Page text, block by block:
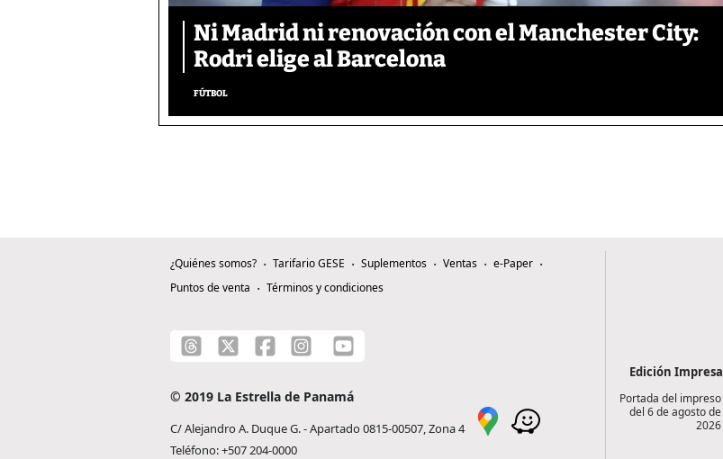
Ni Madrid ni renovación con el Manchester City:
Rodri elige al Barcelona
FÚTBOL
¿Quiénes somos? Tarifario GESE Suplementos Ventas
e-Paper
Puntos de venta
Términos y condiciones
© 2019 La Estrella de Panamá
C/ Alejandro A. Duque G. - Apartado 0815-00507, Zona 4
Teléfono: +507 204-0000
Edición Impresa
Portada del impreso
del 6 de agosto de
2026